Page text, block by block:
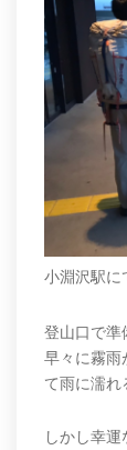
小淵沢駅に
登山口で準
早々に霧雨
て雨に濡れ
しかし幸